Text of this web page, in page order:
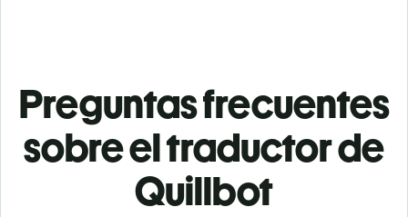
Preguntas frecuentes
sobre el traductor de
Quillbot